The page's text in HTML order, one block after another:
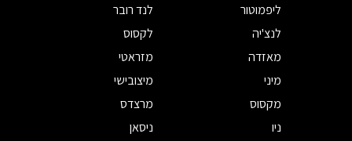
ליפמוטור
לנד רובר
לנצ'יה
לקסוס
מאזדה
מזראטי
מיני
מיצובישי
מקסוס
מרצדס
ניו
ניסאן